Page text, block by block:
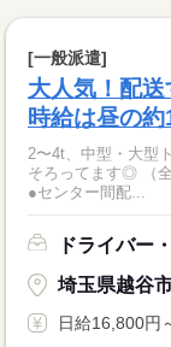
[一般派遣]
大人気！配送
時給は昼の
2〜4t、中型・大型
そろってます◎ （全国に3
●センター間配...
ドライバー
埼玉県越谷
日給16,800円